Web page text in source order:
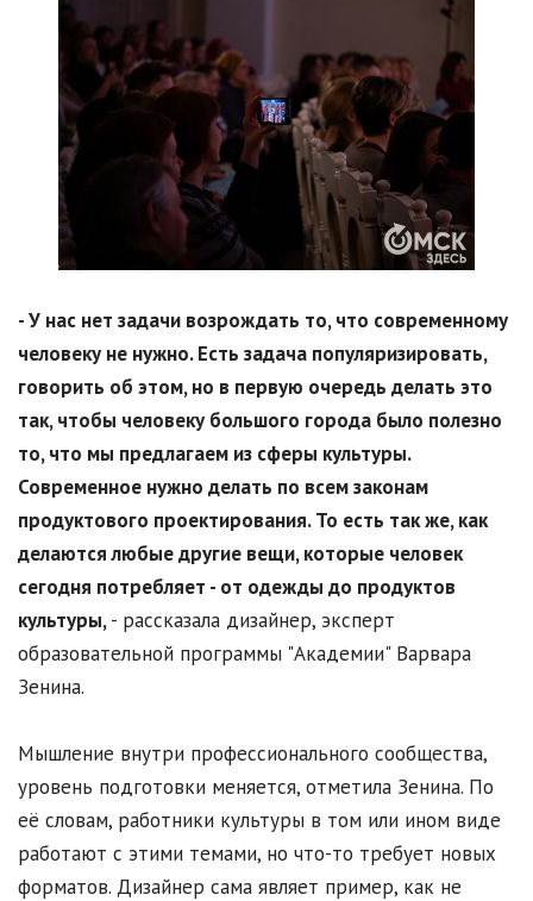
- У нас нет задачи возрождать то, что современному
человеку не нужно. Есть задача популяризировать,
говорить об этом, но в первую очередь делать это
так, чтобы человеку большого города было полезно
то, что мы предлагаем из сферы культуры.
Современное нужно делать по всем законам
продуктового проектирования. То есть так же, как
делаются любые другие вещи, которые человек
сегодня потребляет - от одежды до продуктов
культуры,- рассказала дизайнер, эксперт
образовательной программы "Академии" Варвара
Зенина.
Мышление внутри профессионального сообщества,
уровень подготовки меняется, отметила Зенина. По
её словам, работники культуры в том или ином виде
работают с этими темами, но что-то требует новых
форматов. Дизайнер сама являет пример, как не